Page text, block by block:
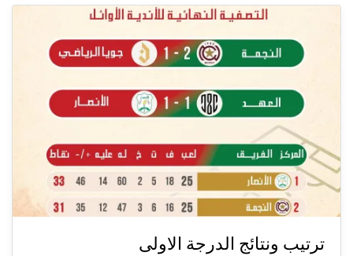
ترتيب ونتائج الدرجة الاولى